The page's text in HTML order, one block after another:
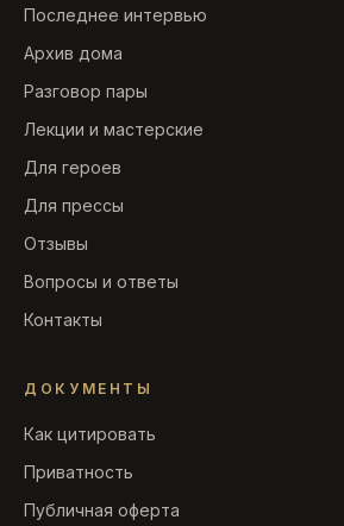
Последнее интервью
Архив дома
Разговор пары
Лекции и мастерские
Для героев
Для прессы
Отзывы
Вопросы и ответы
Контакты
ДОКУМЕНТЫ
Как цитировать
Приватность
Публичная оферта